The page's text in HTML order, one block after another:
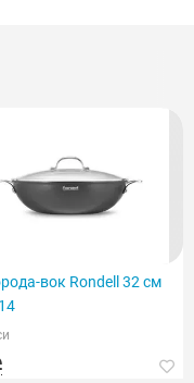
вок Rondell 32 см